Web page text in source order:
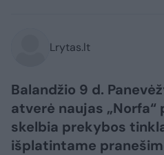
Lrytas.lt
Balandžio 9 d.
atverė naujas
skelbia prekybos
išplatintame